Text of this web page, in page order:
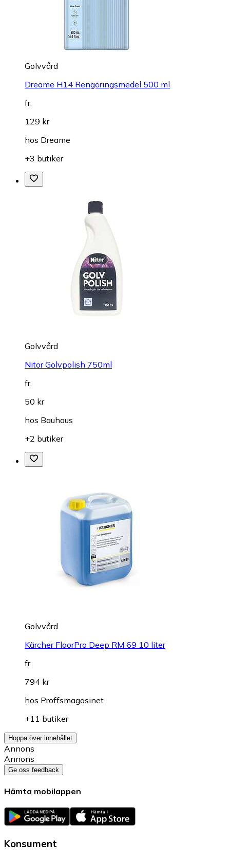
Golvvård
Dreame H14 Rengöringsmedel 500 ml
fr.
129 kr
hos Dreame
+3 butiker
Golvvård
Nitor Golvpolish 750ml
fr.
50 kr
hos Bauhaus
+2 butiker
Golvvård
Kärcher FloorPro Deep RM 69 10 liter
fr.
794 kr
hos Proffsmagasinet
+11 butiker
Hoppa över innehållet
Annons
Annons
Ge oss feedback
Hämta mobilappen
Konsument